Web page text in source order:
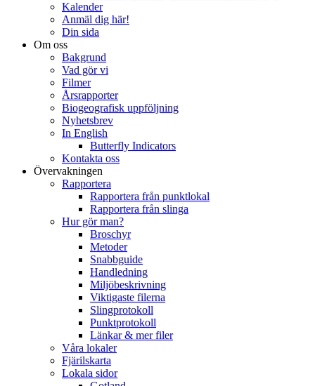
Kalender
Anmäl dig här!
Din sida
Om oss
Bakgrund
Vad gör vi
Filmer
Årsrapporter
Biogeografisk uppföljning
Nyhetsbrev
In English
Butterfly Indicators
Kontakta oss
Övervakningen
Rapportera
Rapportera från punktlokal
Rapportera från slinga
Hur gör man?
Broschyr
Metoder
Snabbguide
Handledning
Miljöbeskrivning
Viktigaste filerna
Slingprotokoll
Punktprotokoll
Länkar & mer filer
Våra lokaler
Fjärilskarta
Lokala sidor